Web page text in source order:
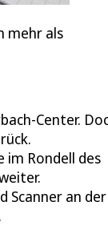
mehr als
Center.
im Rondell des
Scanner an der